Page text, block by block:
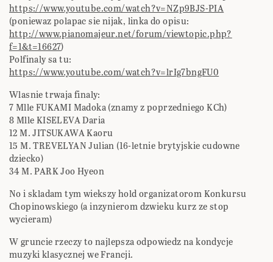
https://www.youtube.com/watch?v=NZp9BJS-PIA
(poniewaz polapac sie nijak, linka do opisu:
http://www.pianomajeur.net/forum/viewtopic.php?
f=1&t=16627)
Polfinaly sa tu:
https://www.youtube.com/watch?v=lrIg7bngFU0
Wlasnie trwaja finaly:
7 Mlle FUKAMI Madoka (znamy z poprzedniego KCh)
8 Mlle KISELEVA Daria
12 M. JITSUKAWA Kaoru
15 M. TREVELYAN Julian (16-letnie brytyjskie cudowne
dziecko)
34 M. PARK Joo Hyeon
No i skladam tym wiekszy hold organizatorom Konkursu
Chopinowskiego (a inzynierom dzwieku kurz ze stop
wycieram)
W gruncie rzeczy to najlepsza odpowiedz na kondycje
muzyki klasycznej we Francji.